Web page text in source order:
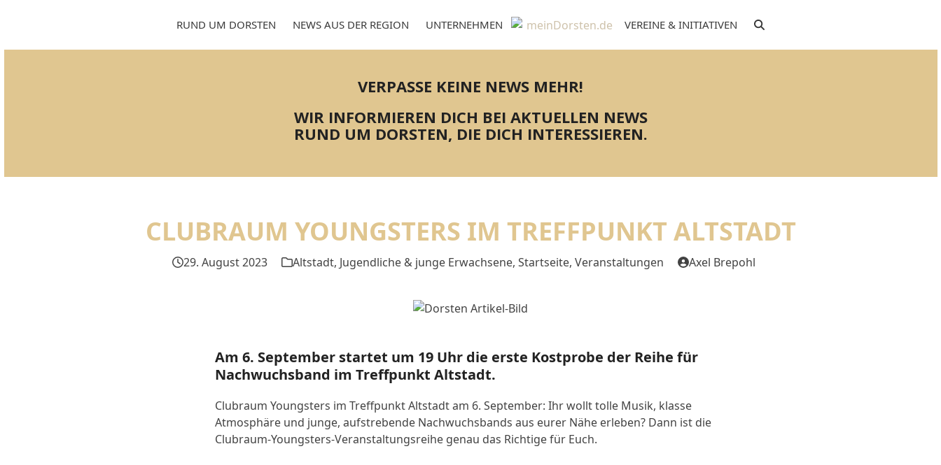
RUND UM DORSTEN NEWS AUS DER REGION UNTERNEHMEN VEREINE & INITIATIVEN
VERPASSE KEINE NEWS MEHR!
WIR INFORMIEREN DICH BEI AKTUELLEN NEWS
RUND UM DORSTEN, DIE DICH INTERESSIEREN.
CLUBRAUM YOUNGSTERS IM TREFFPUNKT ALTSTADT
29. August 2023 Altstadt, Jugendliche & junge Erwachsene, Startseite, Veranstaltungen Axel Brepohl
Am 6. September startet um 19 Uhr die erste Kostprobe der Reihe für
Nachwuchsband im Treffpunkt Altstadt.
Clubraum Youngsters im Treffpunkt Altstadt am 6. September: Ihr wollt tolle Musik, klasse
Atmosphäre und junge, aufstrebende Nachwuchsbands aus eurer Nähe erleben? Dann ist die
Clubraum-Youngsters-Veranstaltungsreihe genau das Richtige für Euch.